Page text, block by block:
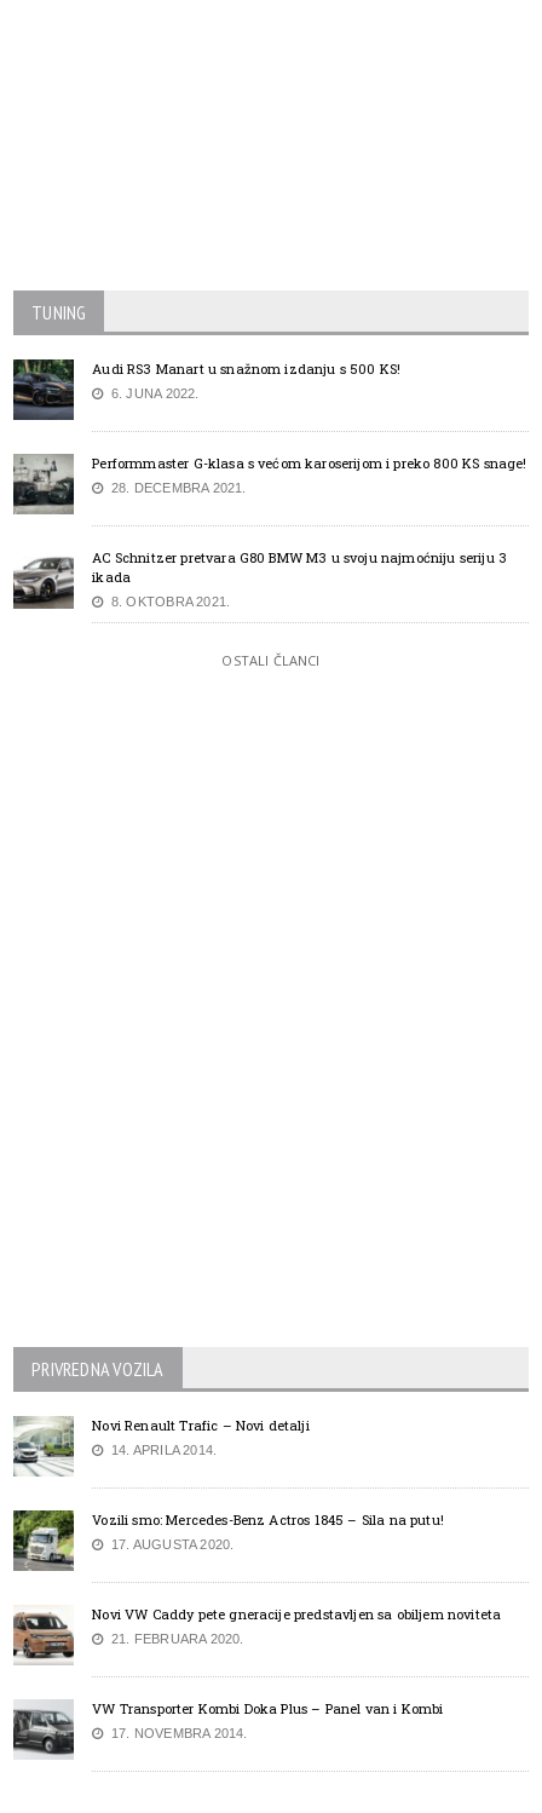
TUNING
Audi RS3 Manart u snažnom izdanju s 500 KS!
6. JUNA 2022.
Performmaster G-klasa s većom karoserijom i preko 800 KS snage!
28. DECEMBRA 2021.
AC Schnitzer pretvara G80 BMW M3 u svoju najmoćniju seriju 3
ikada
8. OKTOBRA 2021.
OSTALI ČLANCI
PRIVREDNA VOZILA
Novi Renault Trafic – Novi detalji
14. APRILA 2014.
Vozili smo: Mercedes-Benz Actros 1845 – Sila na putu!
17. AUGUSTA 2020.
Novi VW Caddy pete gneracije predstavljen sa obiljem noviteta
21. FEBRUARA 2020.
VW Transporter Kombi Doka Plus – Panel van i Kombi
17. NOVEMBRA 2014.